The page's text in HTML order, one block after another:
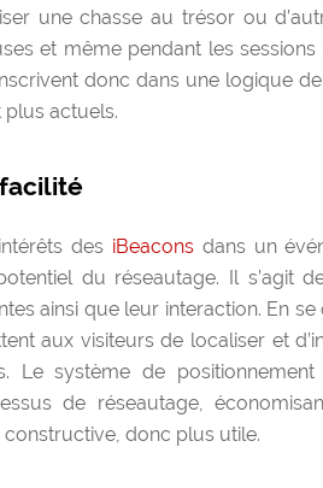
une chasse au trésor ou
et même pendant les
donc dans une logique
actuels.
desiBeaconsdans un
du réseautage. Il s’agit
ainsi que leur interaction. En
aux visiteurs de localiser et
Le système de
de réseautage,
donc plus utile.